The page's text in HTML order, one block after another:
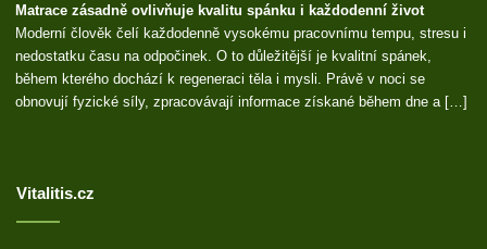
Matrace zásadně ovlivňuje kvalitu spánku i každodenní život
Moderní člověk čelí každodenně vysokému pracovnímu tempu, stresu i
nedostatku času na odpočinek. O to důležitější je kvalitní spánek,
během kterého dochází k regeneraci těla i mysli. Právě v noci se
obnovují fyzické síly, zpracovávají informace získané během dne a […]
Vitalitis.cz